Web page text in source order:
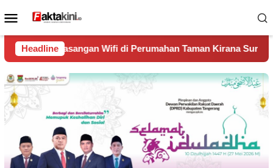
ke
Menu
Mobile
Headline
Wifi di Perumahan Taman Kirana Surya Solear